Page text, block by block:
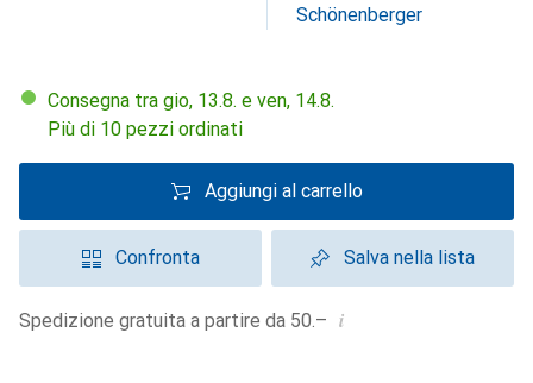
Schönenberger
Consegna tra gio, 13.8. e ven, 14.8.
Più di 10 pezzi ordinati
Aggiungi al carrello
Confronta Salva nella lista
Spedizione gratuita a partire da 50.– i